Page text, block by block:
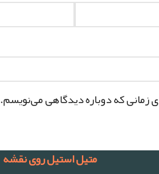
زمانی که دوباره دیدگاهی می‌نویسم.
متیل استیل روی نقشه